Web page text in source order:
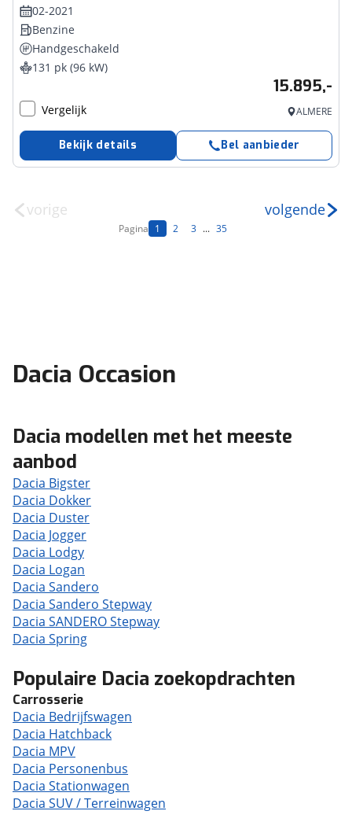
02-2021
Benzine
Handgeschakeld
131 pk (96 kW)
15.895,-
Vergelijk ALMERE
Bekijk details Bel aanbieder
vorige
Pagina 1 2 3 ... 35
volgende
Dacia Occasion
Dacia modellen met het meeste
aanbod
Dacia Bigster
Dacia Dokker
Dacia Duster
Dacia Jogger
Dacia Lodgy
Dacia Logan
Dacia Sandero
Dacia Sandero Stepway
Dacia SANDERO Stepway
Dacia Spring
Populaire Dacia zoekopdrachten
Carrosserie
Dacia Bedrijfswagen
Dacia Hatchback
Dacia MPV
Dacia Personenbus
Dacia Stationwagen
Dacia SUV / Terreinwagen